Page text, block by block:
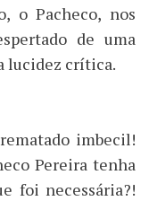
o Pacheco, nos
de uma
lucidez crítica.
imbecil!
Pereira tenha
foi necessária?!